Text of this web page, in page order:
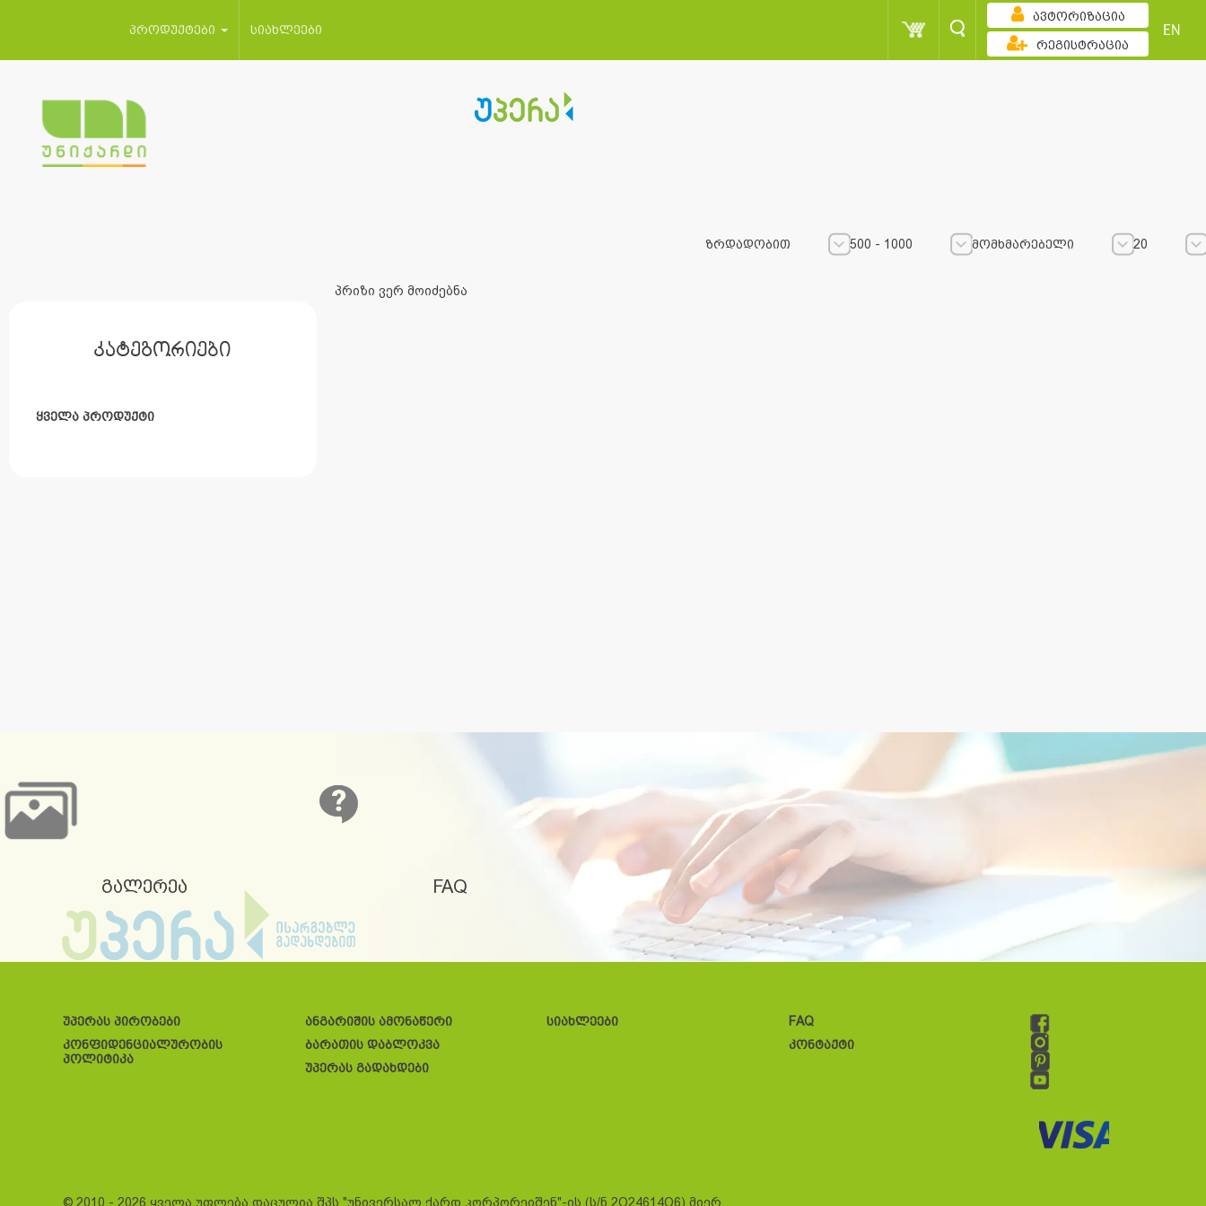
პროდუქტები სიახლეები
ავტორიზაცია
რეგისტრაცია
EN
კატეგორიები
ყველა პროდუქტი
ზრდადობით 500 - 1000 მომხმარებელი
20
პრიზი ვერ მოიძებნა
გალერეა FAQ
უპერას პირობები
კონფიდენციალურობის
პოლიტიკა
ანგარიშის ამონაწერი
ბარათის დაბლოკვა
უპერას გადახდები
სიახლეები
FAQ
კონტაქტი
© 2010 - 2026 ყველა უფლება დაცულია შპს "უნივერსალ ქარდ კორპორეიშენ"-ის (ს/ნ 2O24614O6) მიერ